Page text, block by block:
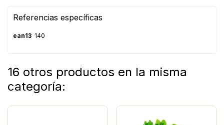
Referencias específicas
ean13 140
16 otros productos en la misma
categoría: